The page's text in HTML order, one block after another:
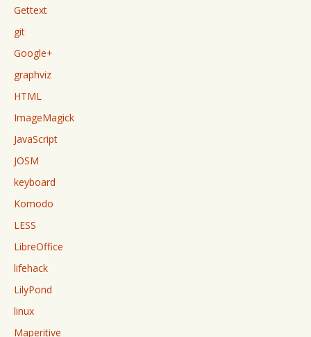
Gettext
git
Google+
graphviz
HTML
ImageMagick
JavaScript
JOSM
keyboard
Komodo
LESS
LibreOffice
lifehack
LilyPond
linux
Maperitive